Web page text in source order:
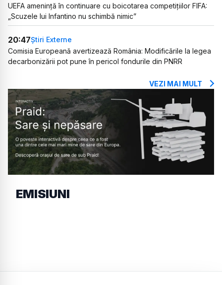
UEFA amenință în continuare cu boicotarea competițiilor FIFA:
„Scuzele lui Infantino nu schimbă nimic”
20:47Știri Externe
Comisia Europeană avertizează România: Modificările la legea
decarbonizării pot pune în pericol fondurile din PNRR
VEZI MAI MULT
EMISIUNI